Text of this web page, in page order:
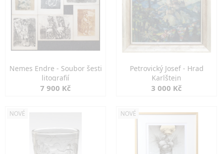
Nemes Endre - Soubor šesti
litografií
7 900 Kč
Petrovický Josef - Hrad
Karlštejn
3 000 Kč
NOVÉ NOVÉ